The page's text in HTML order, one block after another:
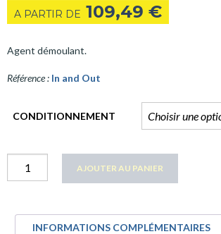
A PARTIR DE 109,49 €
Agent démoulant.
Référence : In and Out
CONDITIONNEMENT
quantité
In
Out
AJOUTER AU PANIER
INFORMATIONS COMPLÉMENTAIRES